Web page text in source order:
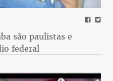
são paulistas e
federal